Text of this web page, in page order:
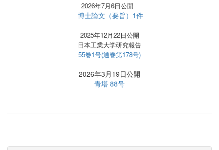
2026年7月6日公開
博士論文（要旨）1件
2025年12月22日公開
日本工業大学研究報告
55巻1号(通巻第178号)
2026年3月19日公開
青塔 88号